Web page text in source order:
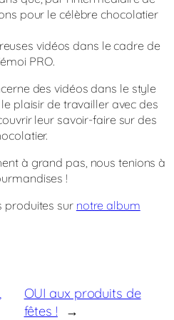
pour le célèbre chocolatier
vidéos dans le cadre de
PRO.
des vidéos dans le style
plaisir de travailler avec des
leur savoir-faire sur des
à grand pas, nous tenions à
!
produites sur notre album
OUI aux produits de
fêtes !
→